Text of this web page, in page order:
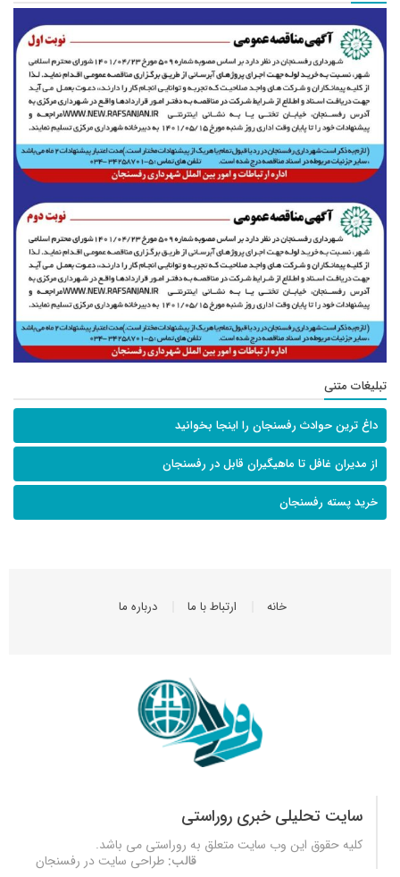
تبلیغات متنی
داغ ترین حوادث رفسنجان را اینجا بخوانید
از مدیران غافل تا ماهیگیران قابل در رفسنجان
خرید پسته رفسنجان
خانه ارتباط با ما درباره ما
سایت تحلیلی خبری روراستی
کلیه حقوق این وب سایت متعلق به روراستی می باشد.
قالب: طراحی سایت در رفسنجان